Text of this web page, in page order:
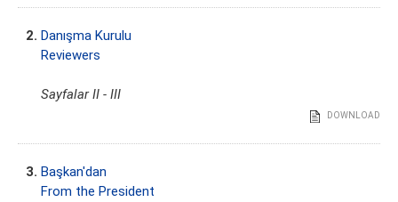
2. Danışma Kurulu
Reviewers
Sayfalar II - III
DOWNLOAD
3. Başkan'dan
From the President